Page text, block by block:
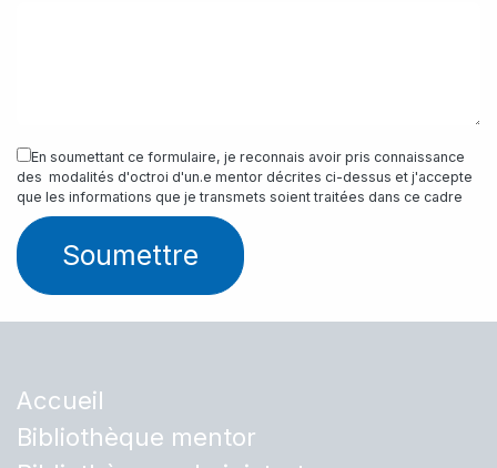
En soumettant ce formulaire, je reconnais avoir pris connaissance
des modalités d'octroi d'un.e mentor décrites ci-dessus et j'accepte
que les informations que je transmets soient traitées dans ce cadre
Soumettre
Accueil
Bibliothèque mentor